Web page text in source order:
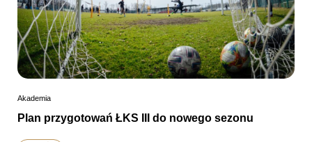
Akademia
Plan przygotowań ŁKS III do nowego sezonu